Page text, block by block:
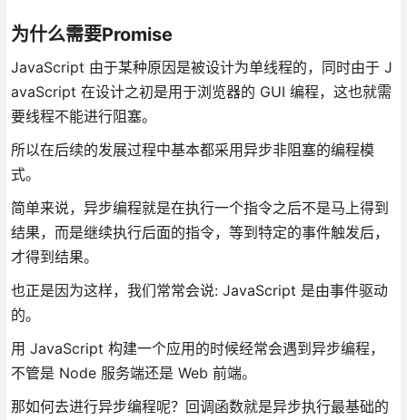
为什么需要Promise
JavaScript 由于某种原因是被设计为单线程的，同时由于 J
avaScript 在设计之初是用于浏览器的 GUI 编程，这也就需
要线程不能进行阻塞。
所以在后续的发展过程中基本都采用异步非阻塞的编程模
式。
简单来说，异步编程就是在执行一个指令之后不是马上得到
结果，而是继续执行后面的指令，等到特定的事件触发后，
才得到结果。
也正是因为这样，我们常常会说: JavaScript 是由事件驱动
的。
用 JavaScript 构建一个应用的时候经常会遇到异步编程，
不管是 Node 服务端还是 Web 前端。
那如何去进行异步编程呢？回调函数就是异步执行最基础的